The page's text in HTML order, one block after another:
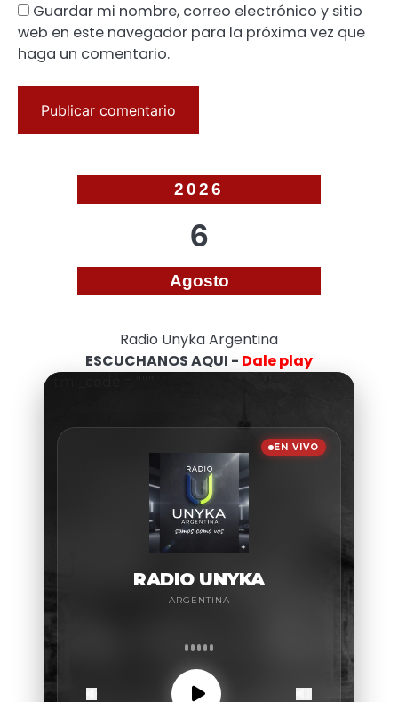
Guardar mi nombre, correo electrónico y sitio
web en este navegador para la próxima vez que
haga un comentario.
2026
6
Agosto
Radio Unyka Argentina
ESCUCHANOS AQUI - Dale play